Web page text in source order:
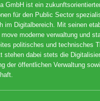
GmbH ist ein
für den Public Sector
im Digitalbereich. Mit seinen
move moderne verwaltung und
politisches und technisches
stehen dabei stets die
der öffentlichen Verwaltung